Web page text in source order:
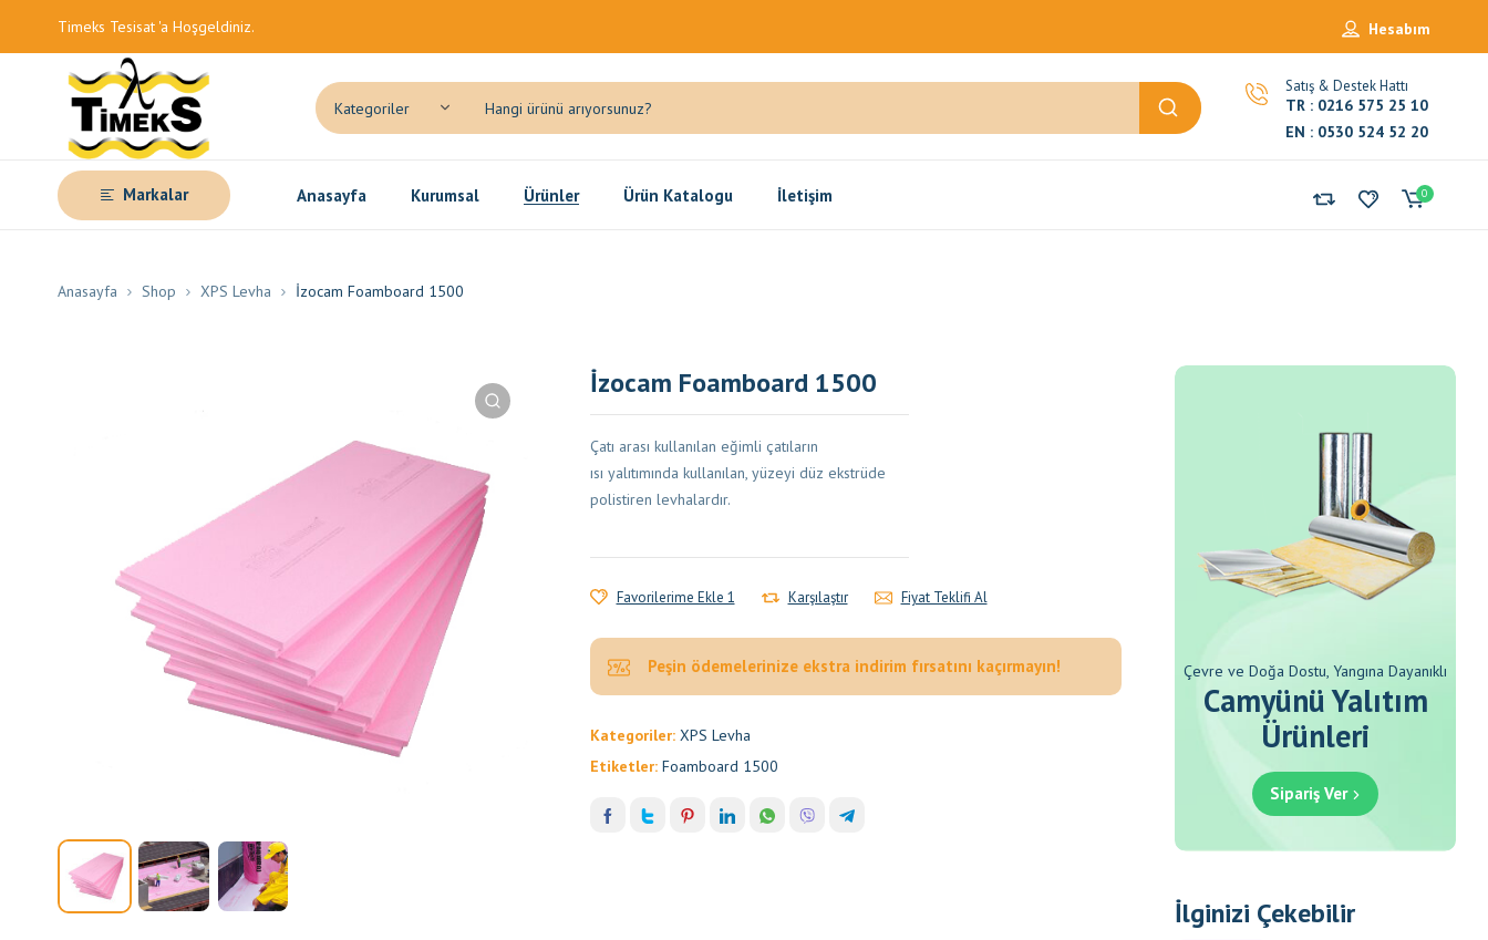
Timeks Tesisat 'a Hoşgeldiniz. Hesabım
Satış & Destek Hattı
TR : 0216 575 25 10
EN : 0530 524 52 20
Markalar Anasayfa Kurumsal Ürünler Ürün Katalogu İletişim 0
Anasayfa Shop XPS Levha İzocam Foamboard 1500
İzocam Foamboard 1500
Çatı arası kullanılan eğimli çatıların
ısı yalıtımında kullanılan, yüzeyi düz ekstrüde
polistiren levhalardır.
Favorilerime Ekle 1 Karşılaştır Fiyat Teklifi Al
Peşin ödemelerinize ekstra indirim fırsatını kaçırmayın!
Kategoriler: XPS Levha
Etiketler: Foamboard 1500
Çevre ve Doğa Dostu, Yangına Dayanıklı
Camyünü Yalıtım
Ürünleri
Sipariş Ver
İlginizi Çekebilir